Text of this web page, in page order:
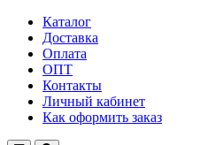
Каталог
Доставка
Оплата
ОПТ
Контакты
Личный кабинет
Как оформить заказ